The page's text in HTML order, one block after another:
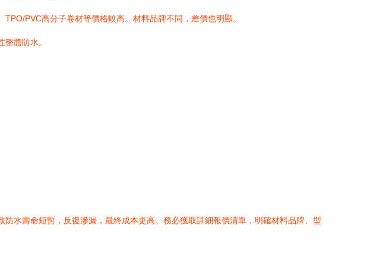
PVC高分子卷材等價格較高。材料品牌不同，差價也明顯。
體防水。
水壽命短暫，反復滲漏，最終成本更高。務必獲取詳細報價清單，明確材料品牌、型